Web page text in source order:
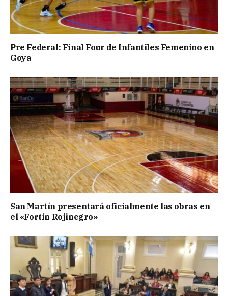
Pre Federal: Final Four de Infantiles Femenino en
Goya
San Martín presentará oficialmente las obras en
el «Fortín Rojinegro»